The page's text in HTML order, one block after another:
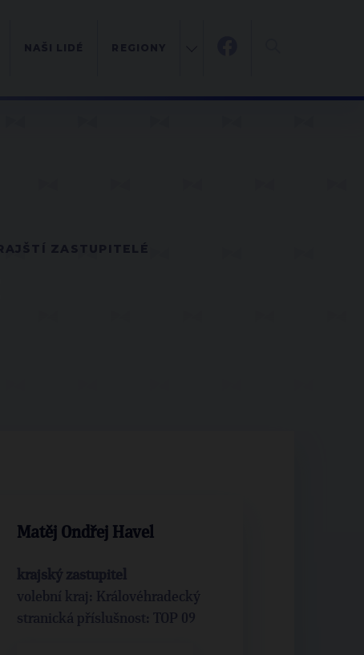
Matěj Ondřej Havel
krajský zastupitel
volební kraj: Královéhradecký
stranická příslušnost:
TOP 09